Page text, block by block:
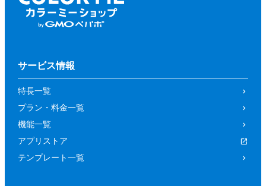
サービス情報
特長一覧
プラン・料金一覧
機能一覧
アプリストア
テンプレート一覧